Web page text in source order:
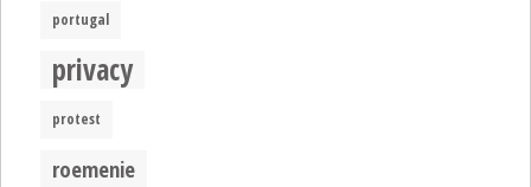
portugal
privacy
protest
roemenie